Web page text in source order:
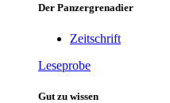
Der Panzergrenadier
Zeitschrift
Leseprobe
Gut zu wissen